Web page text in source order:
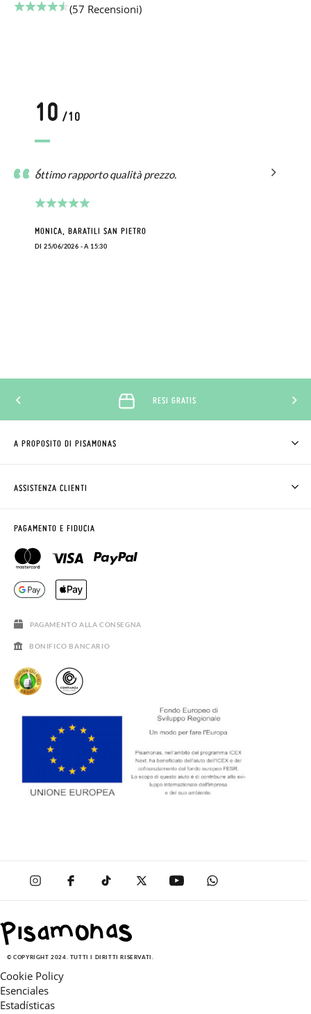
(57 Recensioni)
10 /10
ottimo rapporto qualità prezzo.
MONICA, BARATILI SAN PIETRO
DI 25/06/2026 - A 15:30
RESI GRATIS
A PROPOSITO DI PISAMONAS
CLUB PISAMONAS
BLOG & NEWS
AVVISO LEGALE, PRIVACY E COOKIES
GUIDA ALLE TAGLIE
ASSISTENZA CLIENTI
RICHIEDERE RESO
CONTATTO
ORARIO PISAMONAS
DOMANDE FREQUENTI
PAGAMENTO E FIDUCIA
PAGAMENTO ALLA CONSEGNA
BONIFICO BANCARIO
© COPYRIGHT 2024. TUTTI I DIRITTI RISERVATI.
Cookie Policy
Esenciales
Estadísticas